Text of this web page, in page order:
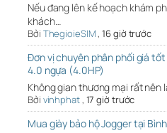
Nếu đang lên kế hoạch khám
khách…
Bởi ThegioieSIM,16 giờ trước
Đơn vị chuyên phân phối giá tốt
4.0 ngựa (4.0HP)
Không gian thương mại rất nên
Bởi vinhphat, 17 giờ trước
Mua giày bảo hộ Jogger tại